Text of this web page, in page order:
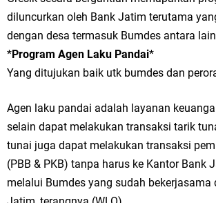
Kembangkan Warung Bu Wiwik
Karang Taruna Gresik Perkuat Ekonomi Lewat
Nila Yani Apresiasi Launching Komunitas Gowes
Jajanan Jadul di Ecopark Randuagung
diluncurkan oleh Bank Jatim terutama
dengan desa termasuk Bumdes antara
*Program Agen Laku Pandai*
Yang ditujukan baik utk bumdes dan
Agen laku pandai adalah layanan
selain dapat melakukan transaksi tarik
tunai juga dapat melakukan transaksi
(PBB & PKB) tanpa harus ke Kantor Bank
melalui Bumdes yang sudah bekerjasama